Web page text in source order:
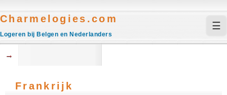
Charmelogies.com
Logeren bij Belgen en Nederlanders
☰
→
Frankrijk